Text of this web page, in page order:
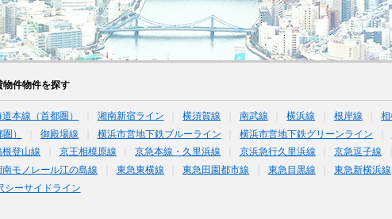
物件物件を探す
本線（首都圏） 湘南新宿ライン 横須賀線 南武線 横浜線 根岸線 相
） 御殿場線 横浜市営地下鉄ブルーライン 横浜市営地下鉄グリーンライン
根登山線 京王相模原線 京急本線・久里浜線 京浜急行久里浜線 京急逗子線
南モノレール江の島線 東急東横線 東急田園都市線 東急目黒線 東急新横浜線
シーサイドライン